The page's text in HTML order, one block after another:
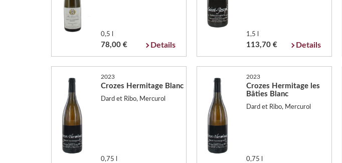
0,5 l
78,00 € Details
1,5 l
113,70 € Details
2023
Crozes Hermitage Blanc
Dard et Ribo, Mercurol
0,75 l
2023
Crozes Hermitage les
Bâties Blanc
Dard et Ribo, Mercurol
0,75 l